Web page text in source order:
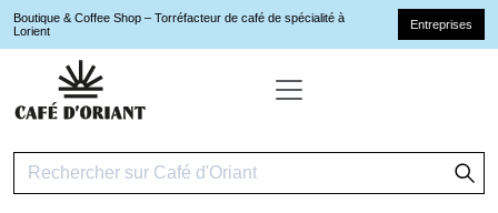
Boutique & Coffee Shop – Torréfacteur de café de spécialité à
Lorient
Entreprises